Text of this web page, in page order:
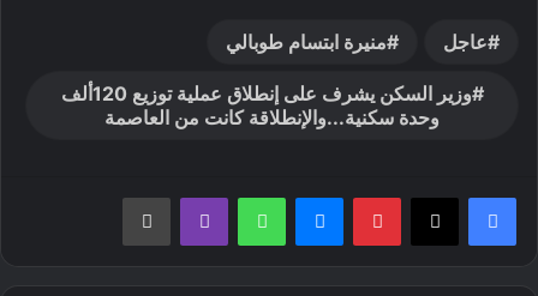
عاجل منيرة ابتسام طوبالي
وزير السكن يشرف على إنطلاق عملية توزيع 120ألف
وحدة سكنية...والإنطلاقة كانت من العاصمة
بينتيريستماسنجر واتساب ڤايبر طباعة